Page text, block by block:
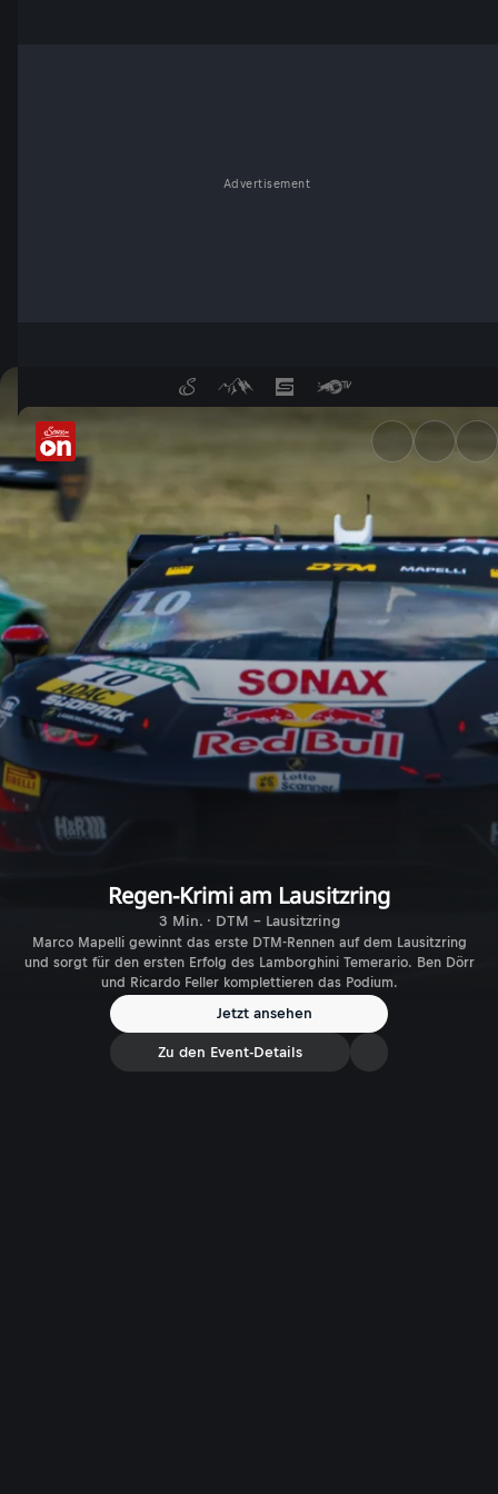
Advertisement
Lausitzring: Highlights
Regen-Krimi am Lausitzring
3 Min. · DTM - Lausitzring
Marco Mapelli gewinnt das erste DTM-Rennen auf dem Lausitzring
und sorgt für den ersten Erfolg des Lamborghini Temerario. Ben Dörr
und Ricardo Feller komplettieren das Podium.
Jetzt ansehen
Zu den Event-Details